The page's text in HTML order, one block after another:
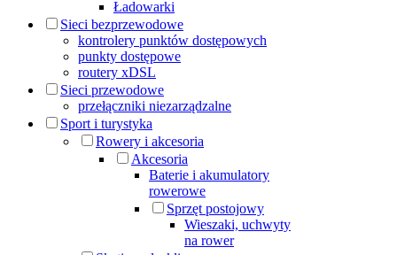
Ładowarki
Sieci bezprzewodowe
kontrolery punktów dostępowych
punkty dostępowe
routery xDSL
Sieci przewodowe
przełączniki niezarządzalne
Sport i turystyka
Rowery i akcesoria
Akcesoria
Baterie i akumulatory
rowerowe
Sprzęt postojowy
Wieszaki, uchwyty
na rower